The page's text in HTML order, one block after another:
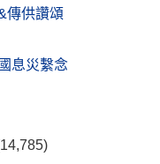
傳供讚頌
息災繫念